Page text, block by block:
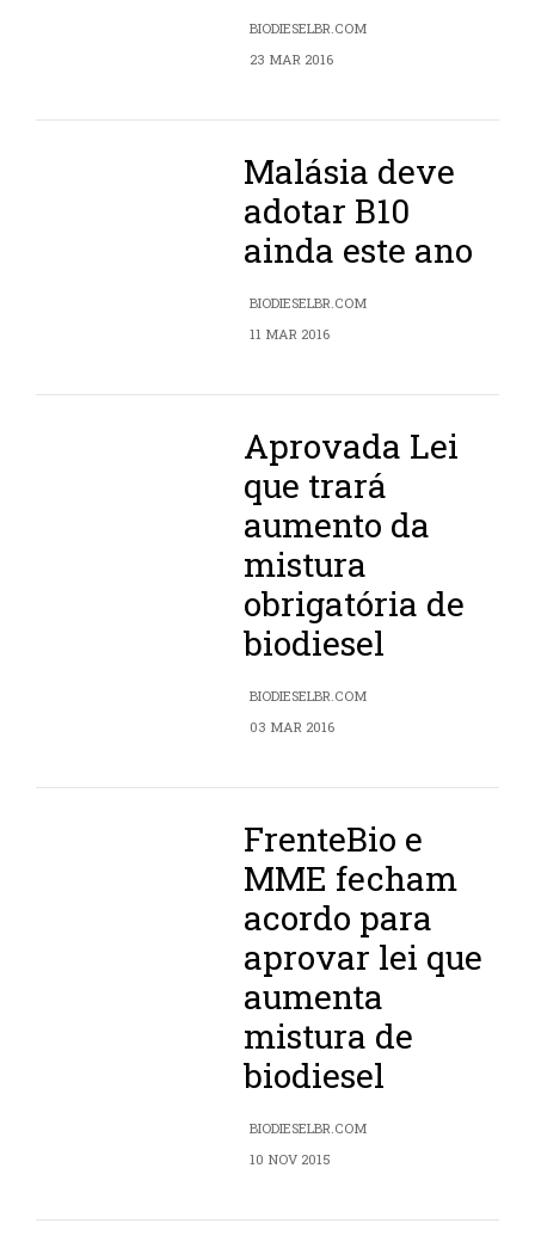
BIODIESELBR.COM
23 MAR 2016
Malásia deve
adotar B10
ainda este ano
BIODIESELBR.COM
11 MAR 2016
Aprovada Lei
que trará
aumento da
mistura
obrigatória de
biodiesel
BIODIESELBR.COM
03 MAR 2016
FrenteBio e
MME fecham
acordo para
aprovar lei que
aumenta
mistura de
biodiesel
BIODIESELBR.COM
10 NOV 2015